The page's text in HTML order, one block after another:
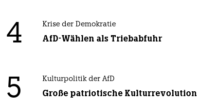
4 Krise der Demokratie
AfD-Wählen als Triebabfuhr
5 Kulturpolitik der AfD
Große patriotische Kulturrevolution